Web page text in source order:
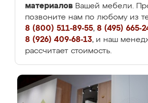
материалов Вашей мебели.
позвоните нам по любому из
8 (800) 511-89-55, 8 (495) 665-
8 (926) 409-68-13, и наш
рассчитает стоимость.